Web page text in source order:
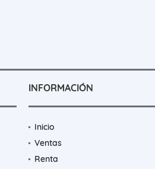
INFORMACIÓN
Inicio
Ventas
Renta